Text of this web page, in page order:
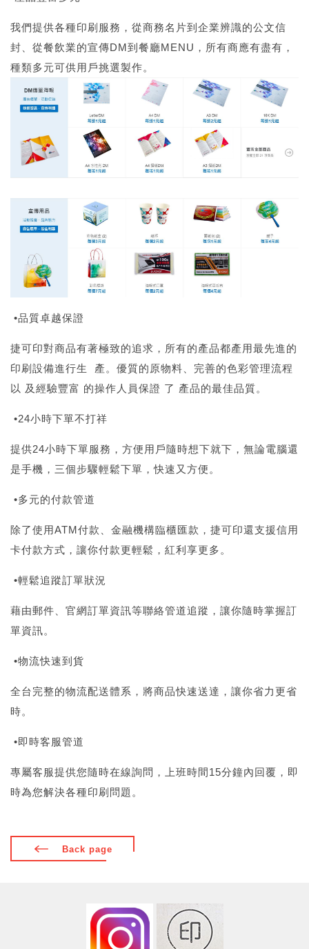
我們提供各種印刷服務，從商務名片到企業辨識的公文信
封、從餐飲業的宣傳DM到餐廳MENU，所有商應有盡有，
種類多元可供用戶挑選製作。
•品質卓越保證
捷可印對商品有著極致的追求，所有的產品都產用最先進的
印刷設備進行生 產。優質的原物料、完善的色彩管理流程
以 及經驗豐富 的操作人員保證 了 產品的最佳品質。
•24小時下單不打祥
提供24小時下單服務，方便用戶隨時想下就下，無論電腦還
是手機，三個步驟輕鬆下單，快速又方便。
•多元的付款管道
除了使用ATM付款、金融機構臨櫃匯款，捷可印還支援信用
卡付款方式，讓你付款更輕鬆，紅利享更多。
•輕鬆追蹤訂單狀況
藉由郵件、官網訂單資訊等聯絡管道追蹤，讓你隨時掌握訂
單資訊。
•物流快速到貨
全台完整的物流配送體系，將商品快速送達，讓你省力更省
時。
•即時客服管道
專屬客服提供您隨時在線詢問，上班時間15分鐘內回覆，即
時為您解決各種印刷問題。
Back page